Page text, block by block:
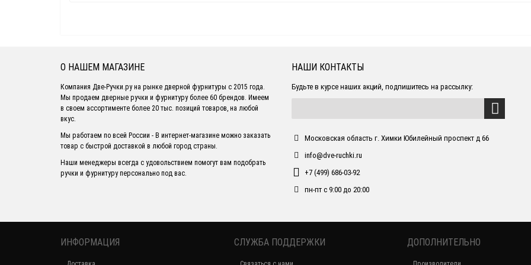
О НАШЕМ МАГАЗИНЕ
Компания Две-Ручки.ру на рынке дверной фурнитуры с 2015 года.
Мы продаем дверные ручки и фурнитуру более 60 брендов. Имеем
в своем ассортименте более 20 тыс. позиций товаров, на любой
вкус.
Мы работаем по всей России - В интернет-магазине можно заказать
товар с быстрой доставкой в любой город страны.
Наши менеджеры всегда с удовольствием помогут вам подобрать
ручки и фурнитуру персонально под вас.
НАШИ КОНТАКТЫ
Будьте в курсе наших акций, подпишитесь на рассылку:
Московская область г. Химки Юбилейный проспект д 66
info@dve-ruchki.ru
+7 (499) 686-03-92
пн-пт с 9:00 до 20:00
ИНФОРМАЦИЯ СЛУЖБА ПОДДЕРЖКИ ДОПОЛНИТЕЛЬНО